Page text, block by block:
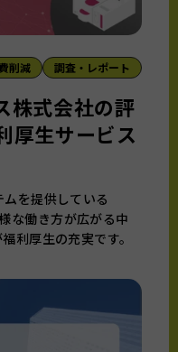
削減 調査・レポート
株式会社の評
厚生サービス
を提供している
な働き方が広がる中
利厚生の充実です。